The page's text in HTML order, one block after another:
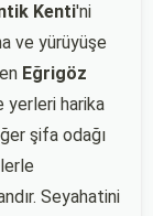
Kenti'ni
ve yürüyüşe
Eğrigöz
yerleri harika
şifa odağı
Seyahatini